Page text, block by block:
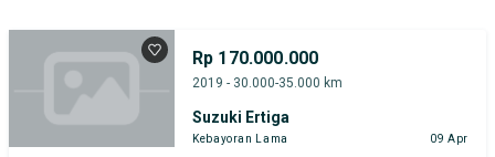
Rp 170.000.000
2019 - 30.000-35.000 km
Suzuki Ertiga
Kebayoran Lama 09 Apr